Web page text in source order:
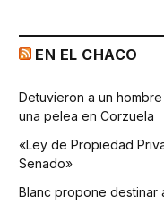
EN EL CHACO
Detuvieron a un
una pelea en Corzuela
«Ley de Propiedad
Senado»
Blanc propone destinar